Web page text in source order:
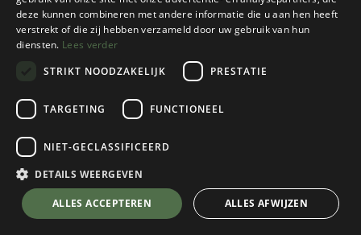
Black Diamond
Vision Helmet
Storm Blue
Kies een maat
Kies een kleur
💬 Stel je vraag over dit product via WhatsApp
deze kunnen combineren met andere informatie die u aan hen heeft
verstrekt of die zij hebben verzameld door uw gebruik van hun
diensten. Lees verder
STRIKT NOODZAKELIJK
PRESTATIE
TARGETING FUNCTIONEEL
NIET-GECLASSIFICEERD
DETAILS WEERGEVEN
ALLES ACCEPTEREN ALLES AFWIJZEN